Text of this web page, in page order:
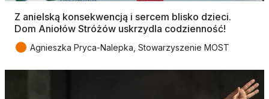
Z anielską konsekwencją i sercem blisko dzieci.
Dom Aniołów Stróżów uskrzydla codzienność!
● Agnieszka Pryca-Nalepka, Stowarzyszenie MOST